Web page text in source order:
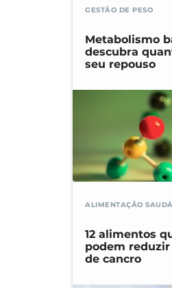
GESTÃO DE PESO
Metabolismo
descubra
seu repouso
ALIMENTAÇÃO
12 alimentos
podem reduzir
de cancro